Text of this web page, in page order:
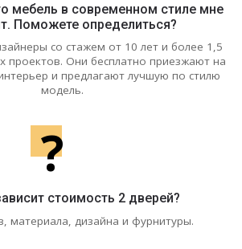
мебель в современном стиле мне
Поможете определиться?
со стажем от 10 лет и более 1,5
проектов. Они бесплатно приезжают на
и предлагают лучшую по стилю
модель.
?
стоимость 2 дверей?
материала, дизайна и фурнитуры.